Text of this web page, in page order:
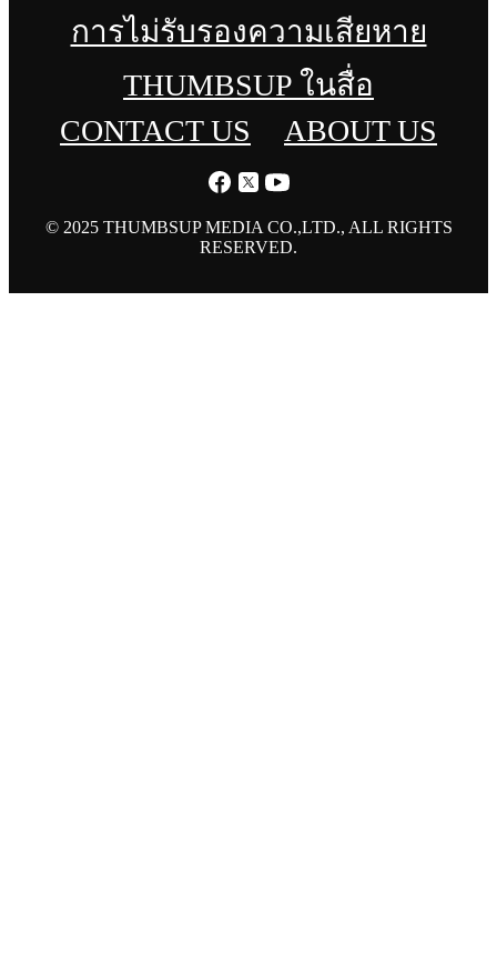
การไม่รับรองความเสียหาย
THUMBSUP ในสื่อ
CONTACT US
ABOUT US
© 2025 THUMBSUP MEDIA CO.,LTD., ALL RIGHTS
RESERVED.